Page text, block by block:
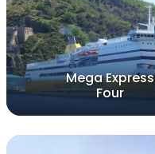
Mega Express
Four